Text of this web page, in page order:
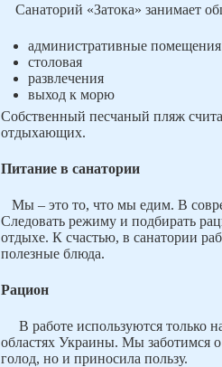
Санаторий «Затока» занимает
административные помещения
столовая
развлечения
выход к морю
Собственный песчаный пляж
отдыхающих.
Питание в санатории
Мы – это то, что мы едим. В
Следовать режиму и подбирать
отдыхе. К счастью, в санатории
полезные блюда.
Рацион
В работе используются только
областях Украины. Мы заботимся
голод, но и приносила пользу.